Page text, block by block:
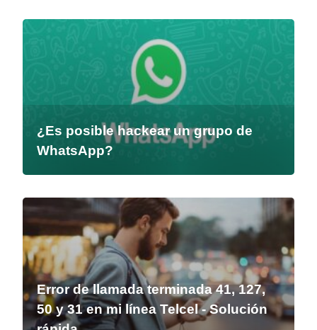
¿Es posible hackear un grupo de
WhatsApp?
Error de llamada terminada 41, 127,
50 y 31 en mi línea Telcel - Solución